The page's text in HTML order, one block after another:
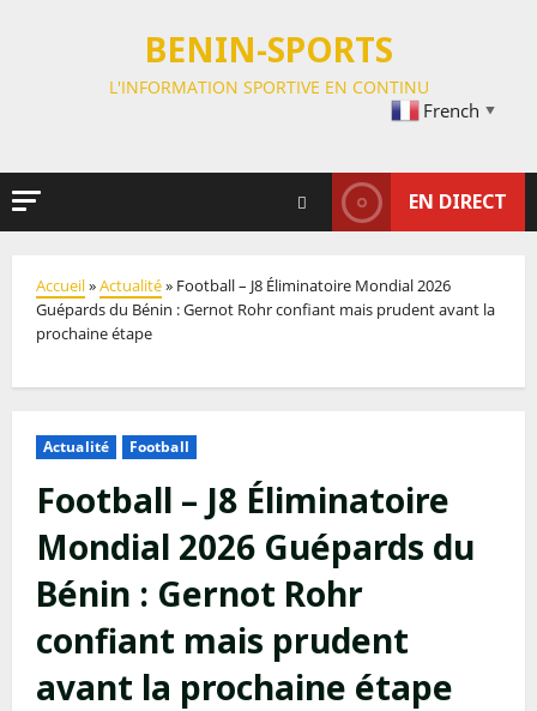
BENIN-SPORTS
L'INFORMATION SPORTIVE EN CONTINU
French ▼
EN DIRECT
Accueil»Actualité» Football – J8 Éliminatoire Mondial 2026
Guépards du Bénin : Gernot Rohr confiant mais prudent avant la
prochaine étape
Actualité Football
Football – J8 Éliminatoire
Mondial 2026 Guépards du
Bénin : Gernot Rohr
confiant mais prudent
avant la prochaine étape